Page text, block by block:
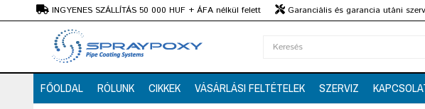
INGYENES SZÁLLÍTÁS 50 000 HUF + ÁFA nélkül felett
Garanciális és garancia utáni
Szaktanácsadás
FŐOLDAL RÓLUNK CIKKEK VÁSÁRLÁSI FELTÉTELEK SZERVIZ